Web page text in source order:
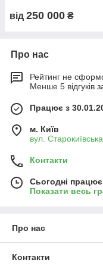
від 250 000 ₴
Про нас
Рейтинг не
Менше 5 відгуків
Працює з
м. Київ
вул.
Контакти
Сьогодні
Показати весь
Про нас
Контакти